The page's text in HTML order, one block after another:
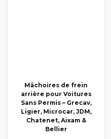
Mâchoires de frein
arrière pour Voitures
Sans Permis – Grecav,
Ligier, Microcar, JDM,
Chatenet, Aixam &
Bellier